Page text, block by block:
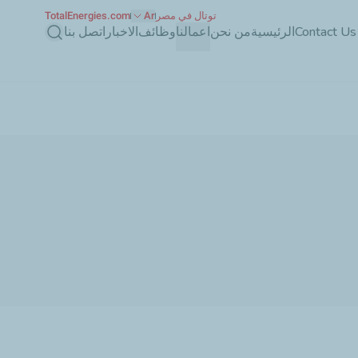
Contact Usالرئيسيةمن نحناعمالناوظائفالاخبار اتصل بنابحث
توتال في مصر Ar
TotalEnergies.com